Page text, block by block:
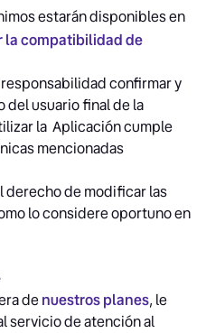
estarán disponibles en
la compatibilidad de
confirmar y
usuario final de la
la Aplicación cumple
mencionadas
derecho de modificar las
lo considere oportuno en
denuestros planes, le
servicio de atención al